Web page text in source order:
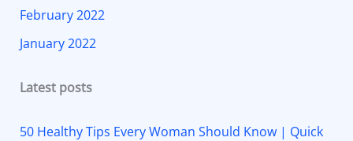
February 2022
January 2022
Latest posts
50 Healthy Tips Every Woman Should Know | Quick